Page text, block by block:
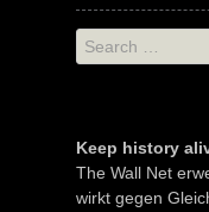
Search
for:
Keep history
The Wall Net
wirkt gegen